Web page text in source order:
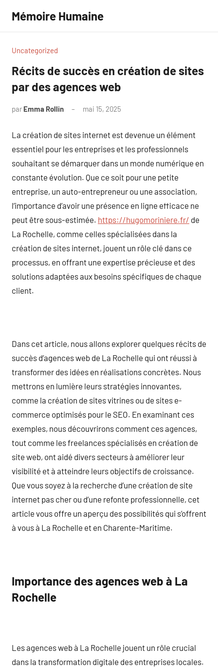
contenu
Mémoire Humaine
Uncategorized
Récits de succès en création de sites
par des agences web
par Emma Rollin mai 15, 2025
La création de sites internet est devenue un élément
essentiel pour les entreprises et les professionnels
souhaitant se démarquer dans un monde numérique en
constante évolution. Que ce soit pour une petite
entreprise, un auto-entrepreneur ou une association,
l’importance d’avoir une présence en ligne efficace ne
peut être sous-estimée. https://hugomoriniere.fr/ de
La Rochelle, comme celles spécialisées dans la
création de sites internet, jouent un rôle clé dans ce
processus, en offrant une expertise précieuse et des
solutions adaptées aux besoins spécifiques de chaque
client.
Dans cet article, nous allons explorer quelques récits de
succès d’agences web de La Rochelle qui ont réussi à
transformer des idées en réalisations concrètes. Nous
mettrons en lumière leurs stratégies innovantes,
comme la création de sites vitrines ou de sites e-
commerce optimisés pour le SEO. En examinant ces
exemples, nous découvrirons comment ces agences,
tout comme les freelances spécialisés en création de
site web, ont aidé divers secteurs à améliorer leur
visibilité et à atteindre leurs objectifs de croissance.
Que vous soyez à la recherche d’une création de site
internet pas cher ou d’une refonte professionnelle, cet
article vous offre un aperçu des possibilités qui s’offrent
à vous à La Rochelle et en Charente-Maritime.
Importance des agences web à La
Rochelle
Les agences web à La Rochelle jouent un rôle crucial
dans la transformation digitale des entreprises locales.